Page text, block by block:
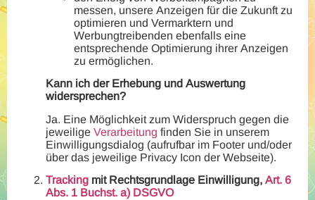
messen, unsere Anzeigen für die Zukunft zu
optimieren und Vermarktern und
Werbungtreibenden ebenfalls eine
entsprechende Optimierung ihrer Anzeigen
zu ermöglichen.
Kann ich der Erhebung und Auswertung
widersprechen?
Ja. Eine Möglichkeit zum Widerspruch gegen die
jeweilige Verarbeitung finden Sie in unserem
Einwilligungsdialog (aufrufbar im Footer und/oder
über das jeweilige Privacy Icon der Webseite).
Tracking mit Rechtsgrundlage Einwilligung, Art. 6
Abs. 1 Buchst. a) DSGVO